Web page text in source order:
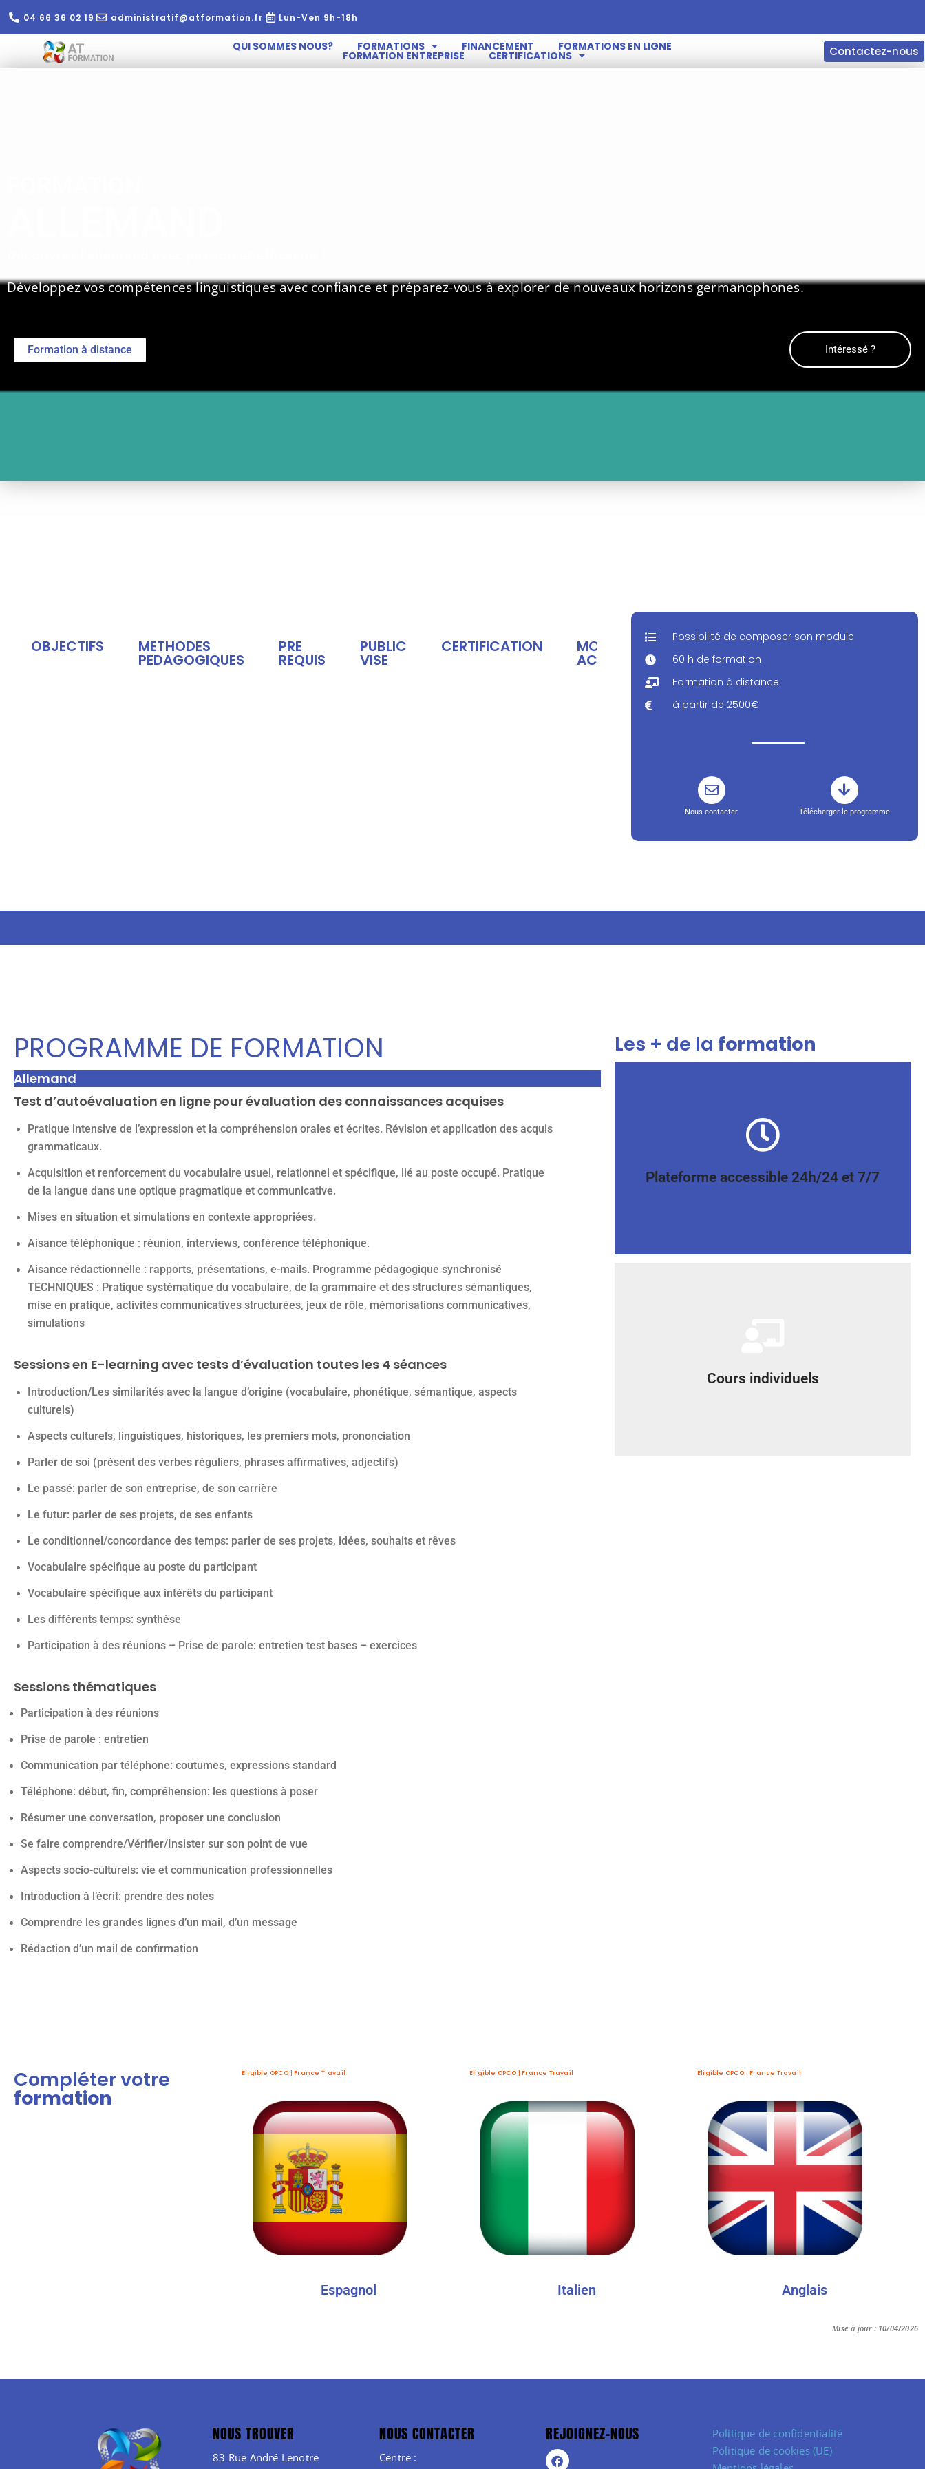
04 66 36 02 19 administratif@atformation.fr Lun-Ven 9h-18h
QUI SOMMES NOUS? FORMATIONS FINANCEMENT FORMATIONS EN LIGNE
FORMATION ENTREPRISE CERTIFICATIONS Contactez-nous
Développez vos compétences linguistiques avec confiance et préparez-vous à explorer de nouveaux horizons germanophones.
Formation à distance Intéressé ?
OBJECTIFS METHODES
PEDAGOGIQUES
PRE
REQUIS
PUBLIC
VISE
CERTIFICATION MODALITES ET
ACCESSIBILITE
Possibilité de composer son module
60 h de formation
Formation à distance
à partir de 2500€
Nous contacter Télécharger le programme
PROGRAMME DE FORMATION
Allemand
Test d’autoévaluation en ligne pour évaluation des connaissances acquises
Pratique intensive de l’expression et la compréhension orales et écrites. Révision et application des acquis
grammaticaux.
Acquisition et renforcement du vocabulaire usuel, relationnel et spécifique, lié au poste occupé. Pratique
de la langue dans une optique pragmatique et communicative.
Mises en situation et simulations en contexte appropriées.
Aisance téléphonique : réunion, interviews, conférence téléphonique.
Aisance rédactionnelle : rapports, présentations, e-mails. Programme pédagogique synchronisé
TECHNIQUES : Pratique systématique du vocabulaire, de la grammaire et des structures sémantiques,
mise en pratique, activités communicatives structurées, jeux de rôle, mémorisations communicatives,
simulations
Sessions en E-learning avec tests d’évaluation toutes les 4 séances
Introduction/Les similarités avec la langue d’origine (vocabulaire, phonétique, sémantique, aspects
culturels)
Aspects culturels, linguistiques, historiques, les premiers mots, prononciation
Parler de soi (présent des verbes réguliers, phrases affirmatives, adjectifs)
Le passé: parler de son entreprise, de son carrière
Le futur: parler de ses projets, de ses enfants
Le conditionnel/concordance des temps: parler de ses projets, idées, souhaits et rêves
Vocabulaire spécifique au poste du participant
Vocabulaire spécifique aux intérêts du participant
Les différents temps: synthèse
Participation à des réunions – Prise de parole: entretien test bases – exercices
Sessions thématiques
Les + de la formation
Plateforme accessible 24h/24 et 7/7
Plateforme accessible 24h/24 et 7/7
La plateforme pédagogique est ouverte 24h/24 et 7j/7
pendant tout le temps de votre formation.
Cours individuels
Cours individuels
Participation à des réunions
Prise de parole : entretien
Communication par téléphone: coutumes, expressions standard
Téléphone: début, fin, compréhension: les questions à poser
Résumer une conversation, proposer une conclusion
Se faire comprendre/Vérifier/Insister sur son point de vue
Aspects socio-culturels: vie et communication professionnelles
Introduction à l’écrit: prendre des notes
Comprendre les grandes lignes d’un mail, d’un message
Rédaction d’un mail de confirmation
Compléter votre
formation
Eligible OPCO | France Travail
Espagnol
Eligible OPCO | France Travail
Italien
Eligible OPCO | France Travail
Anglais
Mise à jour : 10/04/2026
NOUS TROUVER
83 Rue André Lenotre
NOUS CONTACTER
Centre :
REJOIGNEZ-NOUS
Politique de confidentialité
Politique de cookies (UE)